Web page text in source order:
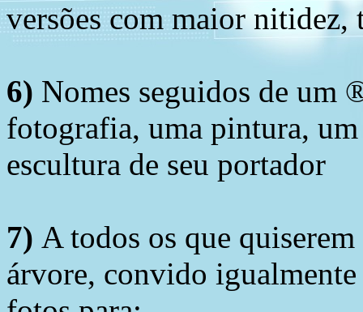
versões com maior nitidez,
6) Nomes seguidos de um
fotografia, uma pintura,
escultura de seu portador
7) A todos os que
árvore, convido